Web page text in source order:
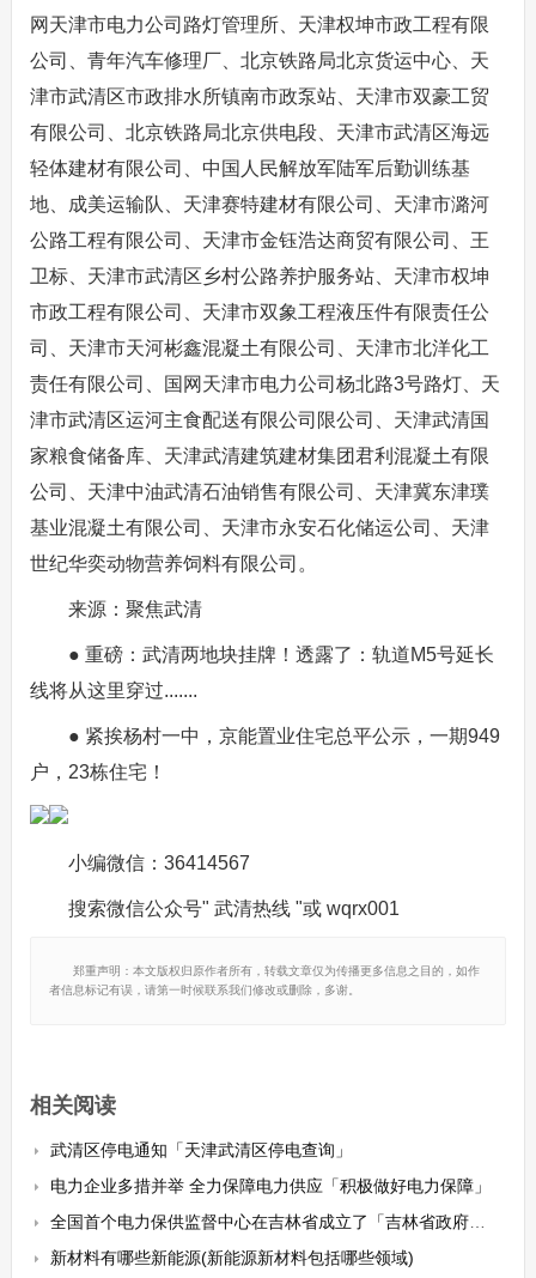
网天津市电力公司路灯管理所、天津权坤市政工程有限
公司、青年汽车修理厂、北京铁路局北京货运中心、天
津市武清区市政排水所镇南市政泵站、天津市双豪工贸
有限公司、北京铁路局北京供电段、天津市武清区海远
轻体建材有限公司、中国人民解放军陆军后勤训练基
地、成美运输队、天津赛特建材有限公司、天津市潞河
公路工程有限公司、天津市金钰浩达商贸有限公司、王
卫标、天津市武清区乡村公路养护服务站、天津市权坤
市政工程有限公司、天津市双象工程液压件有限责任公
司、天津市天河彬鑫混凝土有限公司、天津市北洋化工
责任有限公司、国网天津市电力公司杨北路3号路灯、天
津市武清区运河主食配送有限公司限公司、天津武清国
家粮食储备库、天津武清建筑建材集团君利混凝土有限
公司、天津中油武清石油销售有限公司、天津冀东津璞
基业混凝土有限公司、天津市永安石化储运公司、天津
世纪华奕动物营养饲料有限公司。
来源：聚焦武清
● 重磅：武清两地块挂牌！透露了：轨道M5号延长
线将从这里穿过.......
● 紧挨杨村一中，京能置业住宅总平公示，一期949
户，23栋住宅！
小编微信：36414567
搜索微信公众号" 武清热线 "或 wqrx001
郑重声明：本文版权归原作者所有，转载文章仅为传播更多信息之目的，如作
者信息标记有误，请第一时候联系我们修改或删除，多谢。
相关阅读
武清区停电通知「天津武清区停电查询」
电力企业多措并举 全力保障电力供应「积极做好电力保障」
全国首个电力保供监督中心在吉林省成立了「吉林省政府官网」
新材料有哪些新能源(新能源新材料包括哪些领域)